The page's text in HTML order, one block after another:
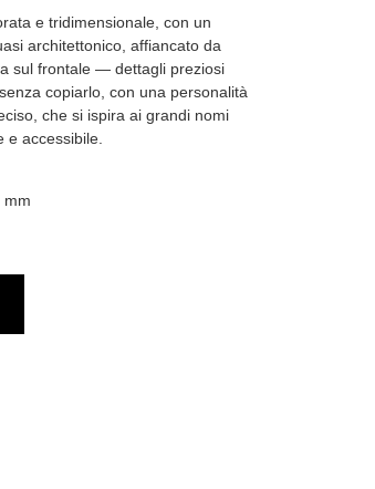
e tridimensionale, con un
architettonico, affiancato da
sul frontale — dettagli preziosi
copiarlo, con una personalità
che si ispira ai grandi nomi
e accessibile.
mm